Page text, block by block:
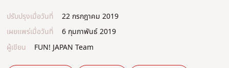
ปรับปรุงเมื่อวันที่
22 กรกฎาคม 2019
เผยแพร่เมื่อวันที่
6 กุมภาพันธ์ 2019
ผู้เขียน
FUN! JAPAN Team